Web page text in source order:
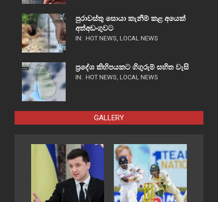
පුරාවස්තු සොයා කැනීම් කළ අයෙක්
අත්අඩංගුවට
IN: HOT NEWS, LOCAL NEWS
ප්‍රදේශ කිහිපයකට ගිගුරුම් සහිත වැසි
IN: HOT NEWS, LOCAL NEWS
GALLERY